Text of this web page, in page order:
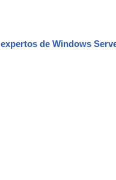
expertos de Windows